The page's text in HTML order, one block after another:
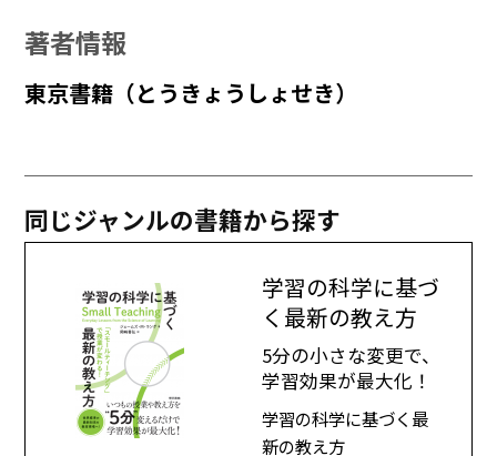
著者情報
東京書籍（とうきょうしょせき）
同じジャンルの書籍から探す
学習の科学に基づ
く最新の教え方
5分の小さな変更で、
学習効果が最大化！
学習の科学に基づく最
新の教え方